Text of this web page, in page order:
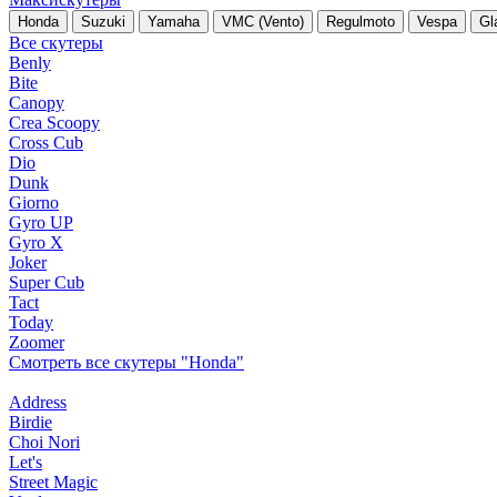
Honda Suzuki Yamaha VMC (Vento) Regulmoto Vespa
Все скутеры
Benly
Bite
Canopy
Crea Scoopy
Cross Cub
Dio
Dunk
Giorno
Gyro UP
Gyro X
Joker
Super Cub
Tact
Today
Zoomer
Смотреть все скутеры "Honda"
Address
Birdie
Choi Nori
Let's
Street Magic